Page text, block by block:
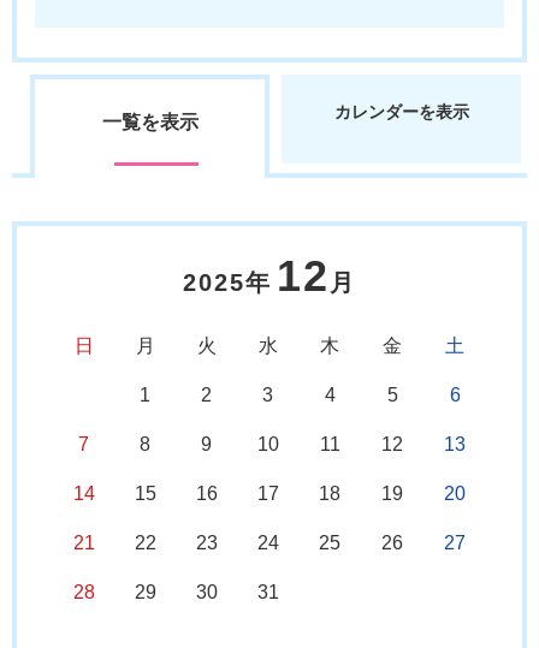
一覧を表示 カレンダーを表示
2025年 12 月
日 月 火 水 木 金 土
1 2 3 4 5 6
7 8 9 10 11 12 13
14 15 16 17 18 19 20
21 22 23 24 25 26 27
28 29 30 31